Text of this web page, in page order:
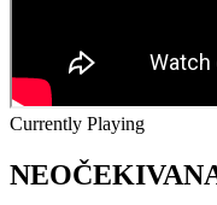
Currently Playing